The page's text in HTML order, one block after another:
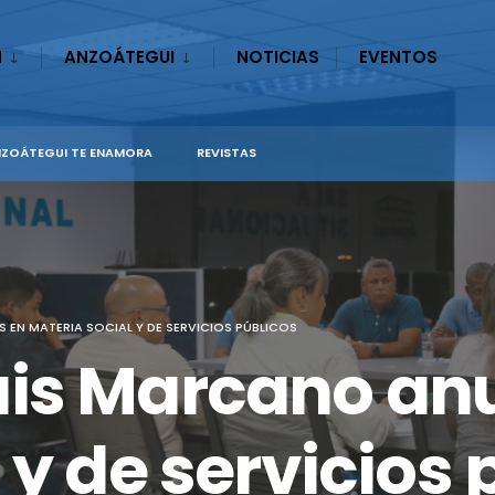
ANZOÁTEGUI NOTICIAS EVENTOS
TE ENAMORA REVISTAS
MATERIA SOCIAL Y DE SERVICIOS PÚBLICOS
Marcano
de servicios